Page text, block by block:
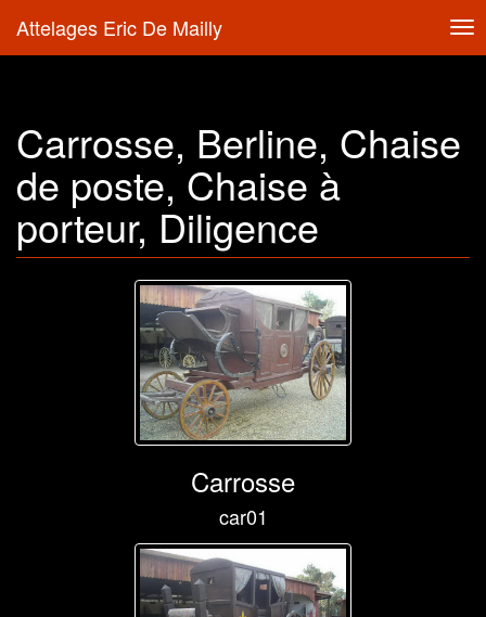
Attelages Eric De Mailly
Carrosse, Berline, Chaise
de poste, Chaise à
porteur, Diligence
Carrosse
car01